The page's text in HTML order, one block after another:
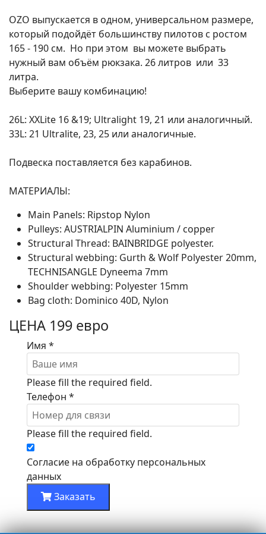
OZO выпускается в одном, универсальном размере,
который подойдёт большинству пилотов с ростом
165 - 190 см. Но при этом вы можете выбрать
нужный вам объём рюкзака. 26 литров или 33
литра.
Выберите вашу комбинацию!
26L: XXLite 16 &19; Ultralight 19, 21 или аналогичный.
33L: 21 Ultralite, 23, 25 или аналогичные.
Подвеска поставляется без карабинов.
МАТЕРИАЛЫ:
Main Panels: Ripstop Nylon
Pulleys: AUSTRIALPIN Aluminium / copper
Structural Thread: BAINBRIDGE polyester.
Structural webbing: Gurth & Wolf Polyester 20mm,
TECHNISANGLE Dyneema 7mm
Shoulder webbing: Polyester 15mm
Bag cloth: Dominico 40D, Nylon
ЦЕНА 199 евро
Имя *
Please fill the required field.
Телефон *
Please fill the required field.
Согласие на обработку персональных
данных
Заказать